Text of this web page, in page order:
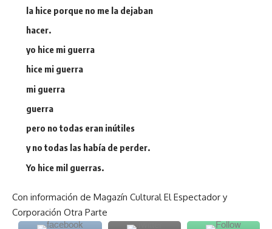
la hice porque no me la dejaban
hacer.
yo hice mi guerra
hice mi guerra
mi guerra
guerra
pero no todas eran inútiles
y no todas las había de perder.
Yo hice mil guerras.
Con información de Magazín Cultural El Espectador y
Corporación Otra Parte